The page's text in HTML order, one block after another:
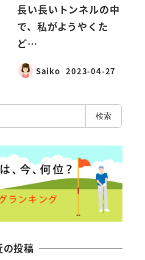
長い長いトンネルの中
で、私がようやくた
ど…
Saiko 2023-04-27
検索
の投稿